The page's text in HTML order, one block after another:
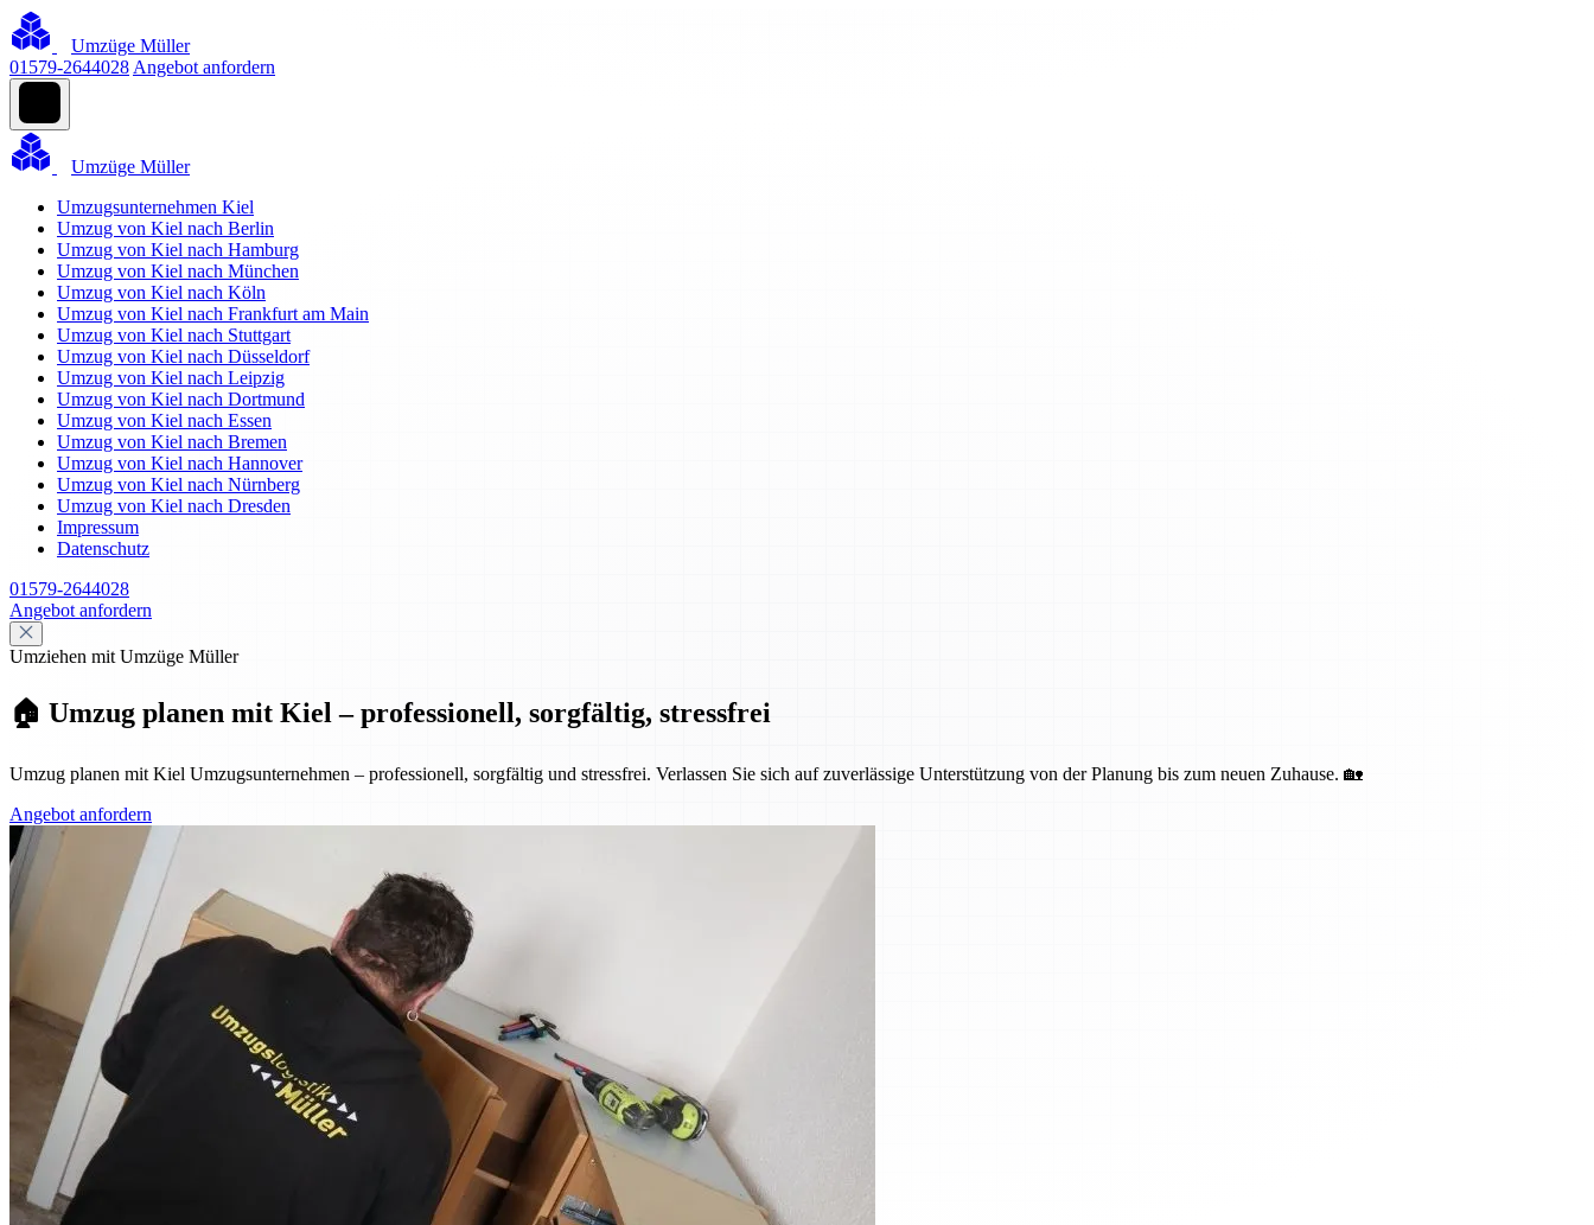
Umzüge Müller
01579-2644028 Angebot anfordern
Umzüge Müller
Umzugsunternehmen Kiel
Umzug von Kiel nach Berlin
Umzug von Kiel nach Hamburg
Umzug von Kiel nach München
Umzug von Kiel nach Köln
Umzug von Kiel nach Frankfurt am Main
Umzug von Kiel nach Stuttgart
Umzug von Kiel nach Düsseldorf
Umzug von Kiel nach Leipzig
Umzug von Kiel nach Dortmund
Umzug von Kiel nach Essen
Umzug von Kiel nach Bremen
Umzug von Kiel nach Hannover
Umzug von Kiel nach Nürnberg
Umzug von Kiel nach Dresden
Impressum
Datenschutz
01579-2644028
Angebot anfordern
Umziehen mit Umzüge Müller
🏠 Umzug planen mit Kiel – professionell, sorgfältig, stressfrei
Umzug planen mit Kiel Umzugsunternehmen – professionell, sorgfältig und stressfrei. Verlassen Sie sich auf zuverlässige Unterstützung von der Planung bis zum neuen Zuhause. 🏡
Angebot anfordern